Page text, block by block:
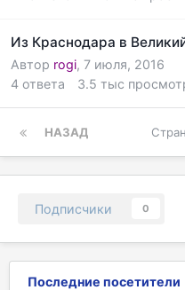
Из Краснодара в
Автор rogi, 7 июля, 2016
4 ответа 3.5 тыс
НАЗАД
Подписчики 0
Последние посетители